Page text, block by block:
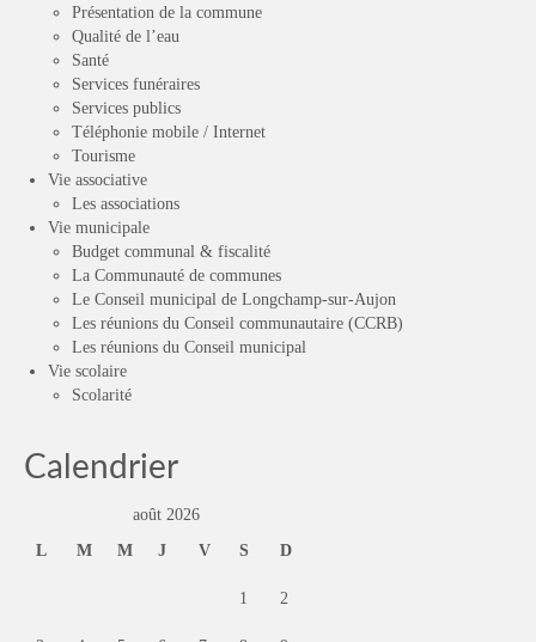
Présentation de la commune
Qualité de l’eau
Santé
Services funéraires
Services publics
Téléphonie mobile / Internet
Tourisme
Vie associative
Les associations
Vie municipale
Budget communal & fiscalité
La Communauté de communes
Le Conseil municipal de Longchamp-sur-Aujon
Les réunions du Conseil communautaire (CCRB)
Les réunions du Conseil municipal
Vie scolaire
Scolarité
Calendrier
août 2026
L
M M J V S D
1 2